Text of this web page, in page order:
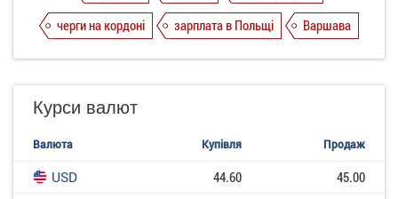
черги на кордоні
зарплата в Польщі Варшава
Курси валют
Валюта Купівля Продаж
USD 44.60
45.00